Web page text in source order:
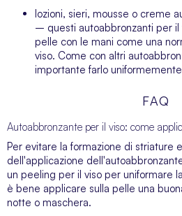
lozioni, sieri, mousse o creme
– questi autoabbronzanti per il
pelle con le mani come una
viso. Come con altri
importante farlo
FAQ
Autoabbronzante per il viso: come
Per evitare la formazione di striature
dell'applicazione
un peeling per il viso per uniformare
è bene applicare sulla pelle una
notte o maschera.